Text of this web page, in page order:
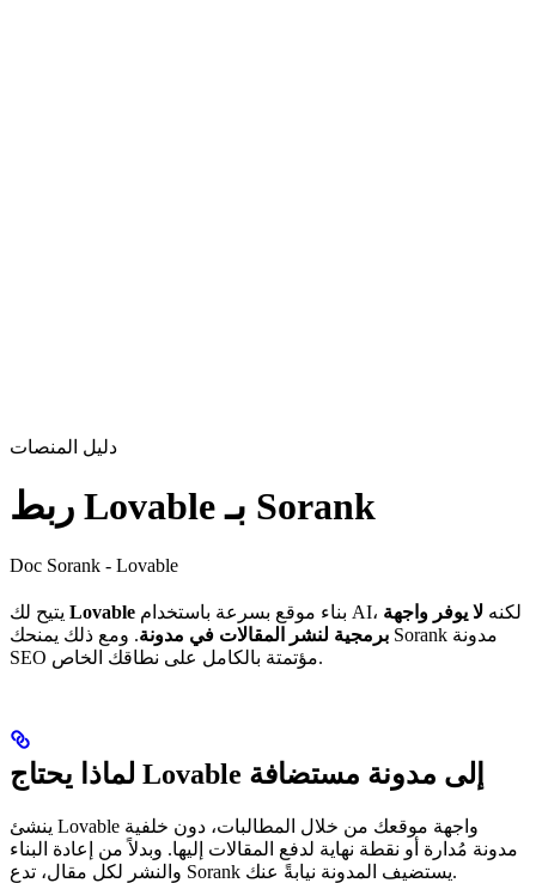
دليل المنصات
ربط Lovable بـ Sorank
Doc Sorank - Lovable
Lovable بناء موقع بسرعة باستخدام AI، لكنه لا يوفر واجهة
برمجية لنشر المقالات في مدونة. ومع ذلك يمنحك Sorank مدونة
SEO مؤتمتة بالكامل على نطاقك الخاص.
لماذا يحتاج Lovable إلى مدونة مستضافة
ينشئ Lovable واجهة موقعك من خلال المطالبات، دون خلفية
مدونة مُدارة أو نقطة نهاية لدفع المقالات إليها. وبدلاً من إعادة البناء
والنشر لكل مقال، تدع Sorank يستضيف المدونة نيابةً عنك.